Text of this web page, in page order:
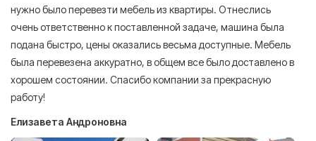
нужно было перевезти мебель из квартиры. Отнеслись
очень ответственно к поставленной задаче, машина была
подана быстро, цены оказались весьма доступные. Мебель
была перевезена аккуратно, в общем все было доставлено в
хорошем состоянии. Спасибо компании за прекрасную
работу!
Елизавета Андроновна